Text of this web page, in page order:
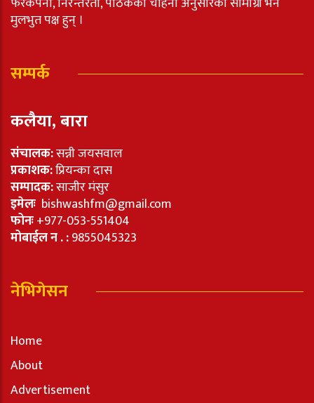
मुलभुत पक्ष हुन् ।
सम्पर्क
कलैया, बारा
संचालक:सन्नी जयसवाल
प्रकाशक:प्रियन्का दास
सम्पादक:साजीर मंसुर
इमेलः bishwashfm@gmail.com
फोनः+977-053-551404
मोबाईल न . :9855045323
नेभिगेसन
Home
About
Advertisement